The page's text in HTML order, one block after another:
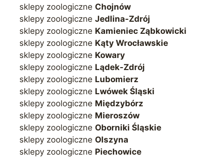
sklepy zoologiczne Chojnów
sklepy zoologiczne Jedlina-Zdrój
sklepy zoologiczne Kamieniec Ząbkowicki
sklepy zoologiczne Kąty Wrocławskie
sklepy zoologiczne Kowary
sklepy zoologiczne Lądek-Zdrój
sklepy zoologiczne Lubomierz
sklepy zoologiczne Lwówek Śląski
sklepy zoologiczne Międzybórz
sklepy zoologiczne Mieroszów
sklepy zoologiczne Oborniki Śląskie
sklepy zoologiczne Olszyna
sklepy zoologiczne Piechowice